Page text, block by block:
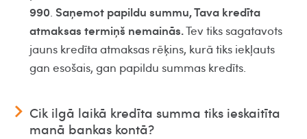
990. Saņemot papildu summu, Tava kredīta
atmaksas termiņš nemainās.Tev tiks sagatavots
jauns kredīta atmaksas rēķins, kurā tiks iekļauts
gan esošais, gan papildu summas kredīts.
Cik ilgā laikā kredīta summa tiks ieskaitīta
manā bankas kontā?